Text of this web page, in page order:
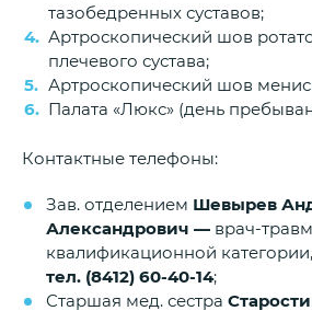
тазобедренных суставов;
Артроскопический шов
плечевого сустава;
Артроскопический шов
Палата «Люкс» (день
Контактные телефоны:
Зав. отделением Шевырев
Александрович — врач-
квалификационной категории,
тел. (8412) 60-40-14;
Старшая мед. сестра